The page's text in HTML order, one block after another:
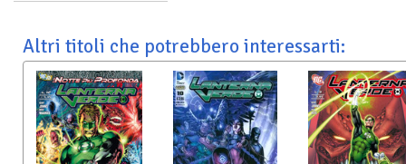
Altri titoli che potrebbero interessarti: